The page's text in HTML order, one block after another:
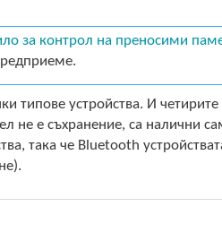
за контрол на преносими
типове устройства. И четирите
не е съхранение, са налични
така че Bluetooth